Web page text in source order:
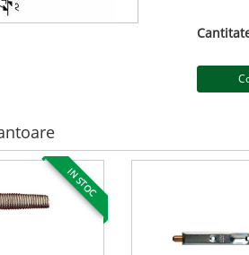
IN STOC